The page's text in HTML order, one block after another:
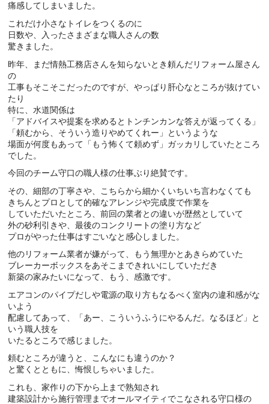
痛感してしまいました。
これだけ小さなトイレをつくるのに
日数や、入ったさまざまな職人さんの数
驚きました。
昨年、まだ情熱工務店さんを知らないとき頼んだリフォーム屋さん
の
工事もそこそこだったのですが、やっぱり肝心なところが抜けてい
たり
特に、水道関係は
「アドバイスや提案を求めるとトンチンカンな答えが返ってくる」
「頼むから、そういう造りやめてくれー」というような
場面が何度もあって「もう怖くて頼めず」ガッカリしていたところ
でした。
今回のチーム守口の職人様の仕事ぶり絶賛です。
その、細部の丁寧さや、こちらから細かくいちいち言わなくても
きちんとプロとして的確なアレンジや完成度で作業を
していただいたところ、前回の業者との違いが歴然としていて
外の砂利引きや、最後のコンクリートの塗り方など
プロがやった仕事はすごいなと感心しました。
他のリフォーム業者が嫌がって、もう無理かとあきらめていた
ブレーカーボックスをあそこまできれいにしていただき
新築の家みたいになって、もう、感激です。
エアコンのパイプだしや電源の取り方もなるべく室内の違和感がな
いよう
配慮してあって、「あー、こういうふうにやるんだ。なるほど」と
いう職人技を
いたるところで感じました。
頼むところが違うと、こんなにも違うのか？
と驚くとともに、悔恨しちゃいました。
これも、家作りの下から上まで熟知され
建築設計から施行管理までオールマイティでこなされる守口様の